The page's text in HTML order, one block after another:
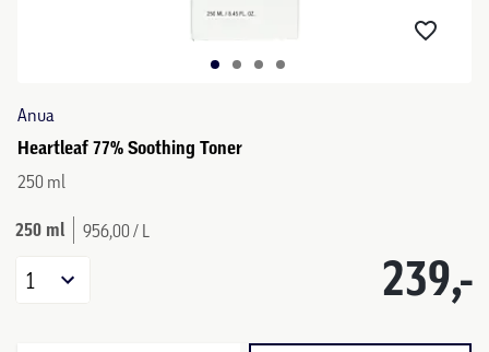
Anua
Heartleaf 77% Soothing Toner
250 ml
250 ml 956,00 / L
239,-
1